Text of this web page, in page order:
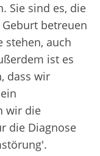
Sie sind es, die
betreuen
stehen, auch
ist es
dass wir
wir die
die Diagnose